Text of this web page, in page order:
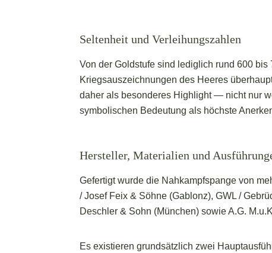
Seltenheit und Verleihungszahlen
Von der Goldstufe sind lediglich rund 600
Kriegsauszeichnungen des Heeres
daher als besonderes Highlight — nicht nur
symbolischen Bedeutung als höchste
Hersteller, Materialien und
Gefertigt wurde die Nahkampfspange von
/ Josef Feix & Söhne (Gablonz), GWL /
Deschler & Sohn (München) sowie A.G.
Es existieren grundsätzlich zwei